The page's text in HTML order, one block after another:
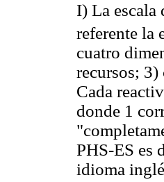
I) La escala
referente la
cuatro
recursos;
Cada
donde 1
PHS-ES es
idioma